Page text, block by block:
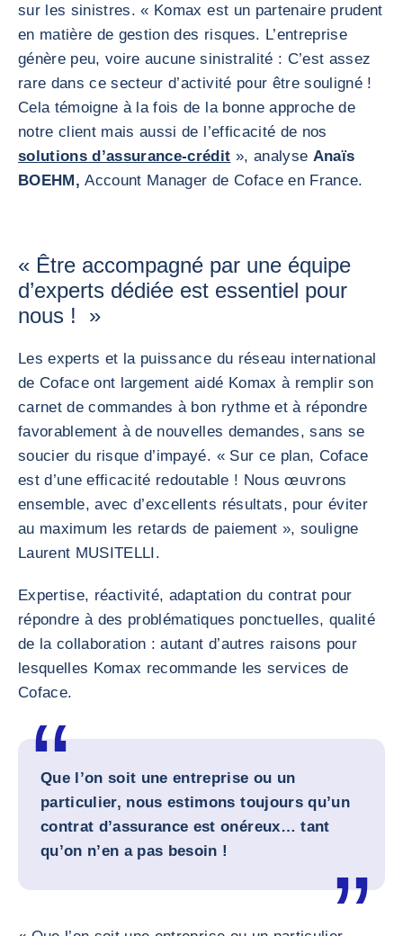
sur les sinistres. « Komax est un partenaire prudent
en matière de gestion des risques. L’entreprise
génère peu, voire aucune sinistralité : C’est assez
rare dans ce secteur d’activité pour être souligné !
Cela témoigne à la fois de la bonne approche de
notre client mais aussi de l’efficacité de nos
solutions d’assurance-crédit », analyse Anaïs
BOEHM,Account Manager de Coface en France.
« Être accompagné par une équipe
d’experts dédiée est essentiel pour
nous ! »
Les experts et la puissance du réseau international
de Coface ont largement aidé Komax à remplir son
carnet de commandes à bon rythme et à répondre
favorablement à de nouvelles demandes, sans se
soucier du risque d’impayé. « Sur ce plan, Coface
est d’une efficacité redoutable ! Nous œuvrons
ensemble, avec d’excellents résultats, pour éviter
au maximum les retards de paiement », souligne
Laurent MUSITELLI.
Expertise, réactivité, adaptation du contrat pour
répondre à des problématiques ponctuelles, qualité
de la collaboration : autant d’autres raisons pour
lesquelles Komax recommande les services de
Coface.
Que l’on soit une entreprise ou un
particulier, nous estimons toujours qu’un
contrat d’assurance est onéreux… tant
qu’on n’en a pas besoin !